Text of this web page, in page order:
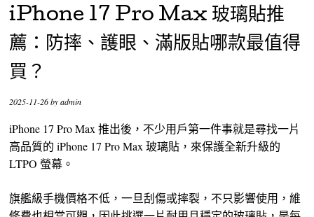
iPhone 17 Pro Max 玻璃貼推
薦：防摔、護眼、滿版貼哪款最值得
買？
2025-11-26byadmin
iPhone 17 Pro Max 推出後，不少用戶第一件事就是尋找一片
高品質的 iPhone 17 Pro Max 玻璃貼，來保護全新升級的
LTPO 螢幕。
旗艦級手機價格不低，一旦刮傷或摔裂，不只影響使用，維